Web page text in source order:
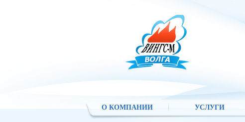
О КОМПАНИИ УСЛУГИ